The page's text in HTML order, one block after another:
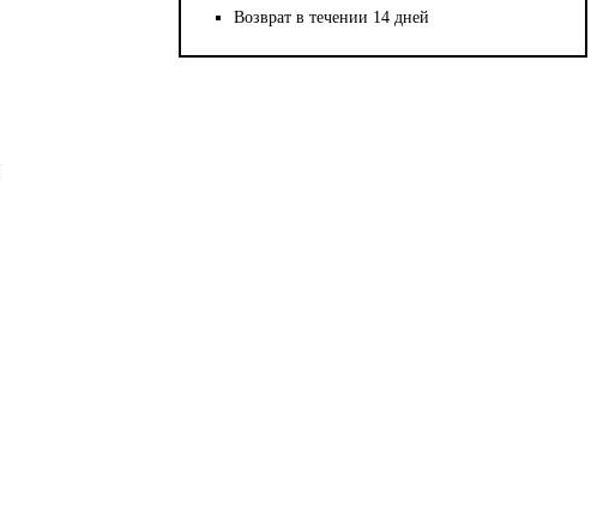
Возврат в течении 14 дней